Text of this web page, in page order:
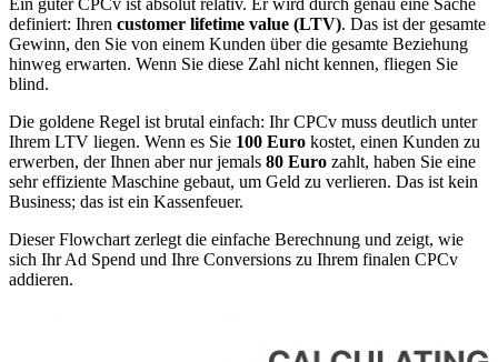
Ein guter CPCv ist absolut relativ. Er wird durch genau eine Sache
definiert: Ihren customer lifetime value (LTV). Das ist der gesamte
Gewinn, den Sie von einem Kunden über die gesamte Beziehung
hinweg erwarten. Wenn Sie diese Zahl nicht kennen, fliegen Sie
blind.
Die goldene Regel ist brutal einfach: Ihr CPCv muss deutlich unter
Ihrem LTV liegen. Wenn es Sie 100 Euro kostet, einen Kunden zu
erwerben, der Ihnen aber nur jemals 80 Euro zahlt, haben Sie eine
sehr effiziente Maschine gebaut, um Geld zu verlieren. Das ist kein
Business; das ist ein Kassenfeuer.
Dieser Flowchart zerlegt die einfache Berechnung und zeigt, wie
sich Ihr Ad Spend und Ihre Conversions zu Ihrem finalen CPCv
addieren.